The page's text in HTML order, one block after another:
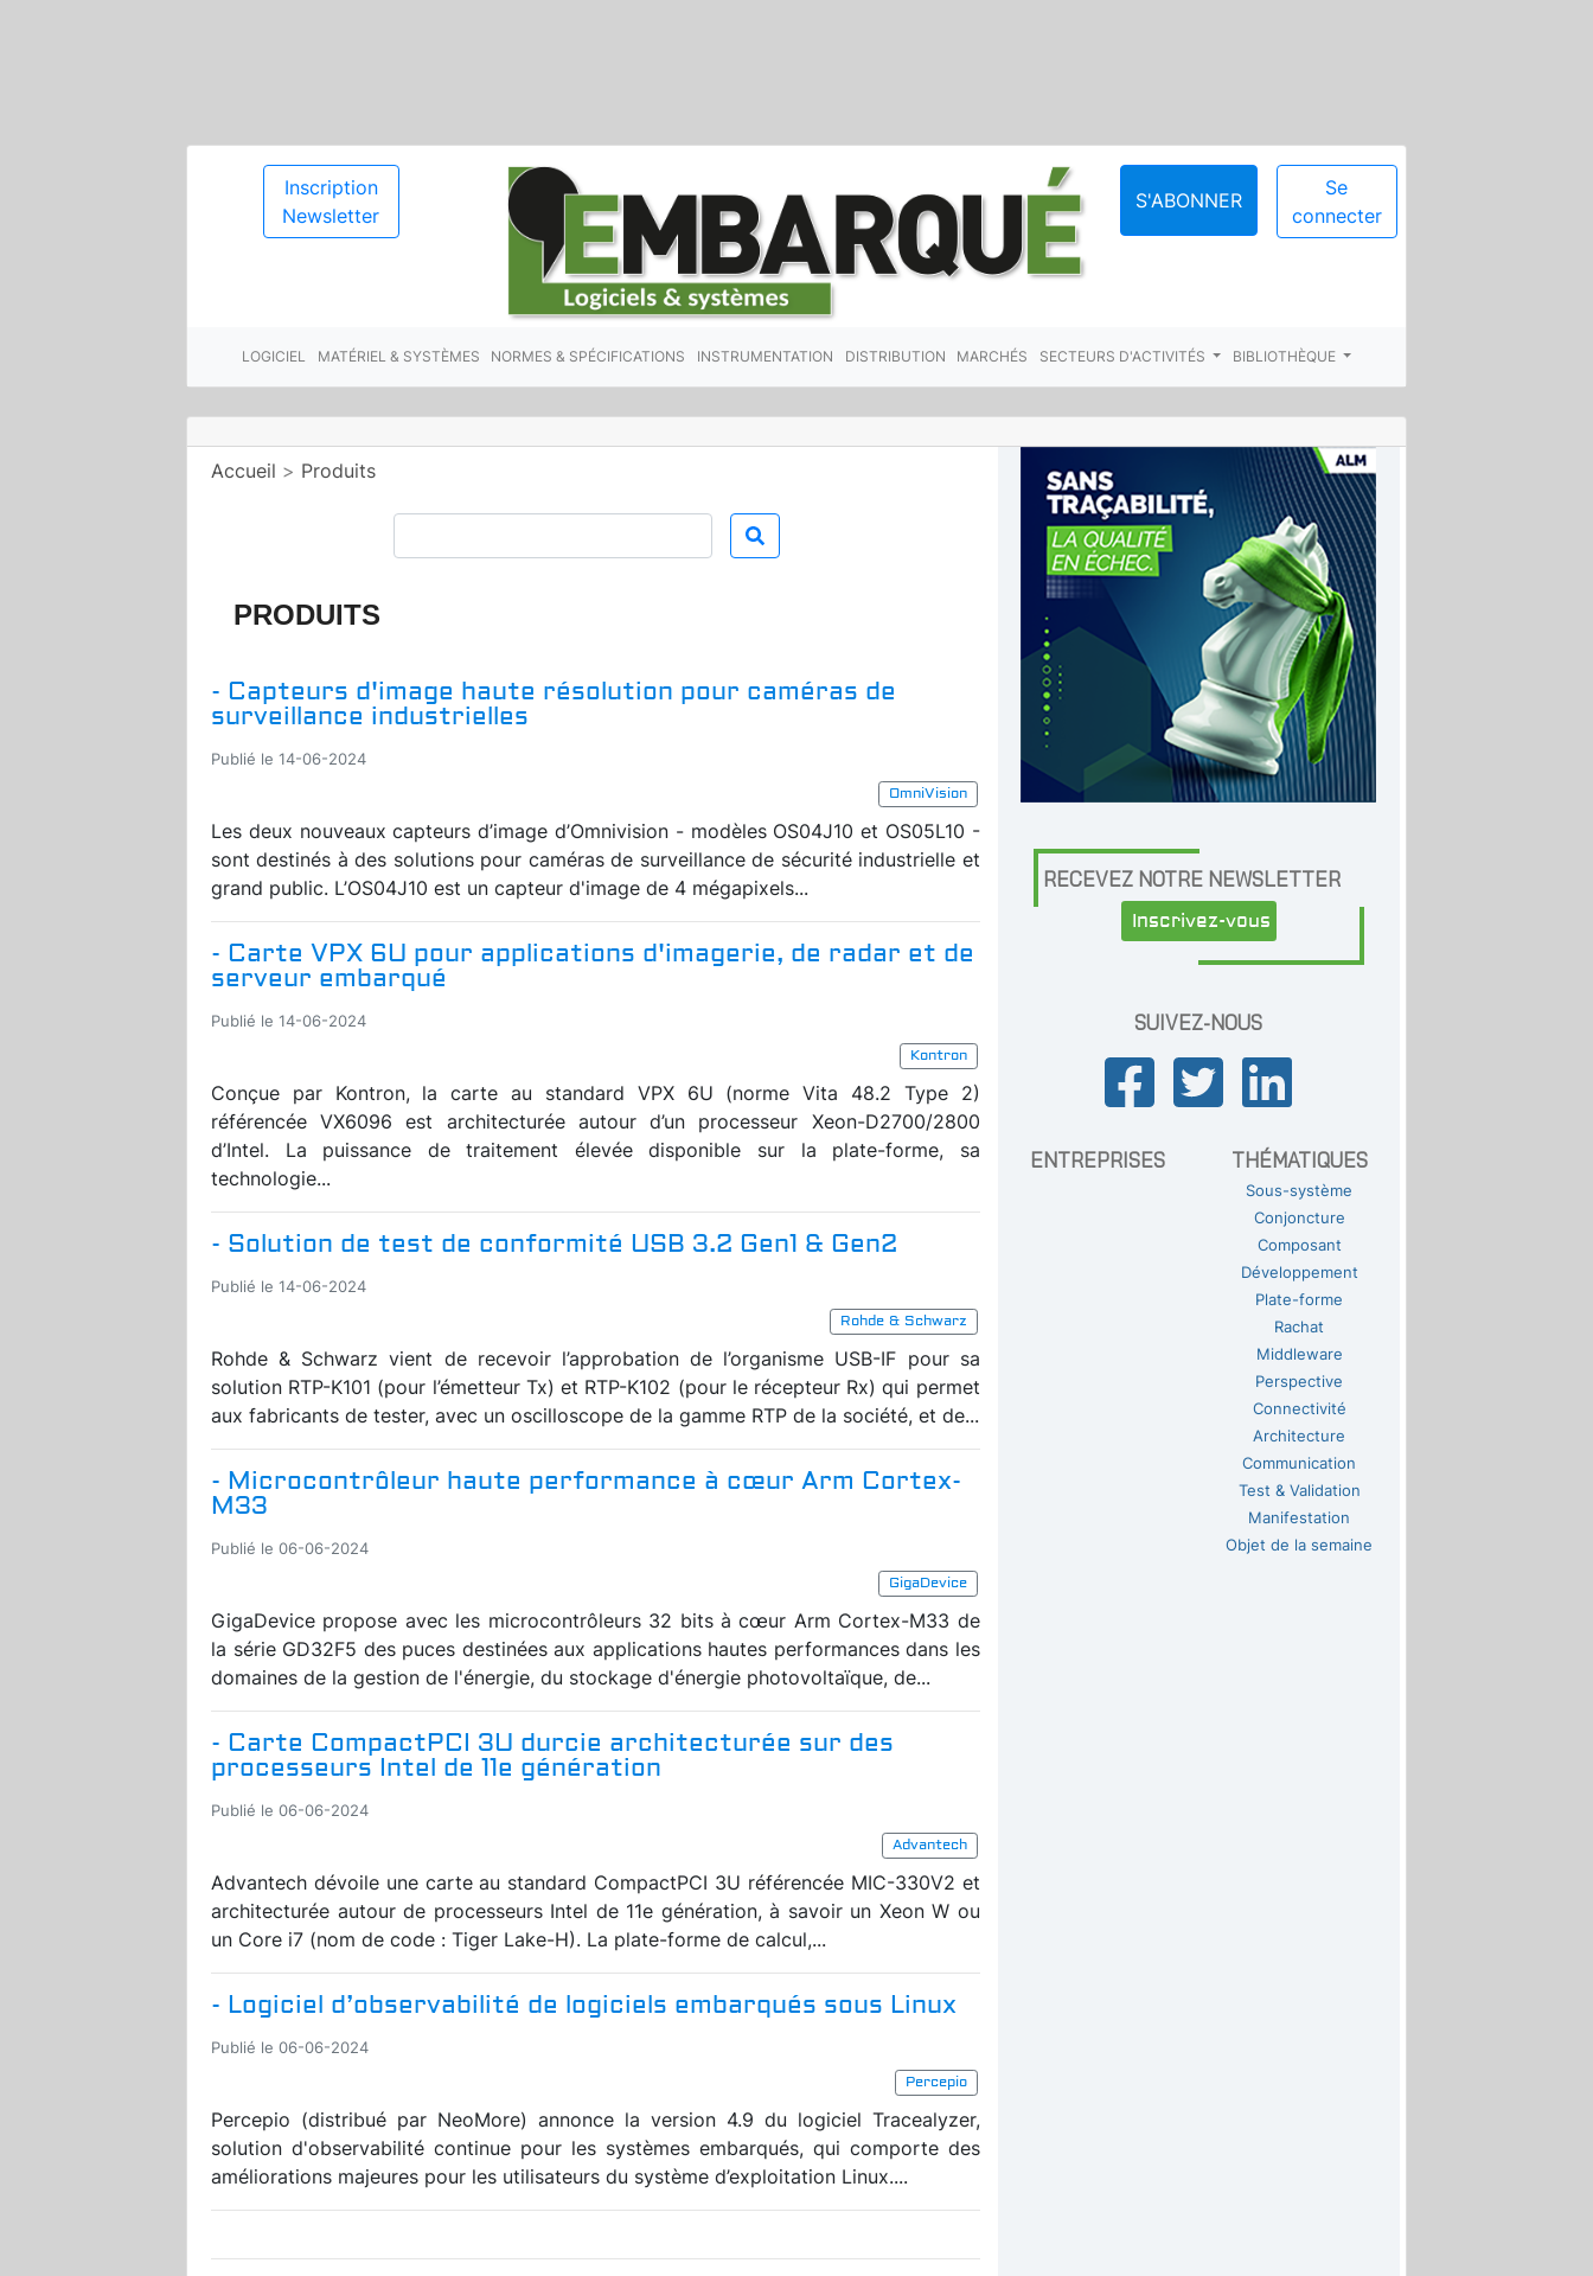
Inscription
Newsletter
S'ABONNER
Se
connecter
LOGICIEL MATÉRIEL & SYSTÈMES NORMES & SPÉCIFICATIONS INSTRUMENTATION DISTRIBUTION MARCHÉS SECTEURS D'ACTIVITÉS BIBLIOTHÈQUE
Accueil > Produits
PRODUITS
- Capteurs d'image haute résolution pour caméras de
surveillance industrielles
Publié le 14-06-2024
OmniVision
Les deux nouveaux capteurs d’image d’Omnivision - modèles OS04J10 et OS05L10 -
sont destinés à des solutions pour caméras de surveillance de sécurité industrielle et
grand public. L’OS04J10 est un capteur d'image de 4 mégapixels...
- Carte VPX 6U pour applications d'imagerie, de radar et de
serveur embarqué
Publié le 14-06-2024
Kontron
Conçue par Kontron, la carte au standard VPX 6U (norme Vita 48.2 Type 2)
référencée VX6096 est architecturée autour d’un processeur Xeon-D2700/2800
d’Intel. La puissance de traitement élevée disponible sur la plate-forme, sa
technologie...
- Solution de test de conformité USB 3.2 Gen1 & Gen2
Publié le 14-06-2024
Rohde & Schwarz
Rohde & Schwarz vient de recevoir l’approbation de l’organisme USB-IF pour sa
solution RTP-K101 (pour l’émetteur Tx) et RTP-K102 (pour le récepteur Rx) qui permet
aux fabricants de tester, avec un oscilloscope de la gamme RTP de la société, et de...
- Microcontrôleur haute performance à cœur Arm Cortex-
M33
Publié le 06-06-2024
GigaDevice
GigaDevice propose avec les microcontrôleurs 32 bits à cœur Arm Cortex-M33 de
la série GD32F5 des puces destinées aux applications hautes performances dans les
domaines de la gestion de l'énergie, du stockage d'énergie photovoltaïque, de...
- Carte CompactPCI 3U durcie architecturée sur des
processeurs Intel de 11e génération
Publié le 06-06-2024
Advantech
Advantech dévoile une carte au standard CompactPCI 3U référencée MIC-330V2 et
architecturée autour de processeurs Intel de 11e génération, à savoir un Xeon W ou
un Core i7 (nom de code : Tiger Lake-H). La plate-forme de calcul,...
- Logiciel d’observabilité de logiciels embarqués sous Linux
Publié le 06-06-2024
Percepio
Percepio (distribué par NeoMore) annonce la version 4.9 du logiciel Tracealyzer,
solution d'observabilité continue pour les systèmes embarqués, qui comporte des
améliorations majeures pour les utilisateurs du système d’exploitation Linux....
RECEVEZ NOTRE NEWSLETTER
Inscrivez-vous
SUIVEZ-NOUS
ENTREPRISES THÉMATIQUES
Sous-système
Conjoncture
Composant
Développement
Plate-forme
Rachat
Middleware
Perspective
Connectivité
Architecture
Communication
Test & Validation
Manifestation
Objet de la semaine